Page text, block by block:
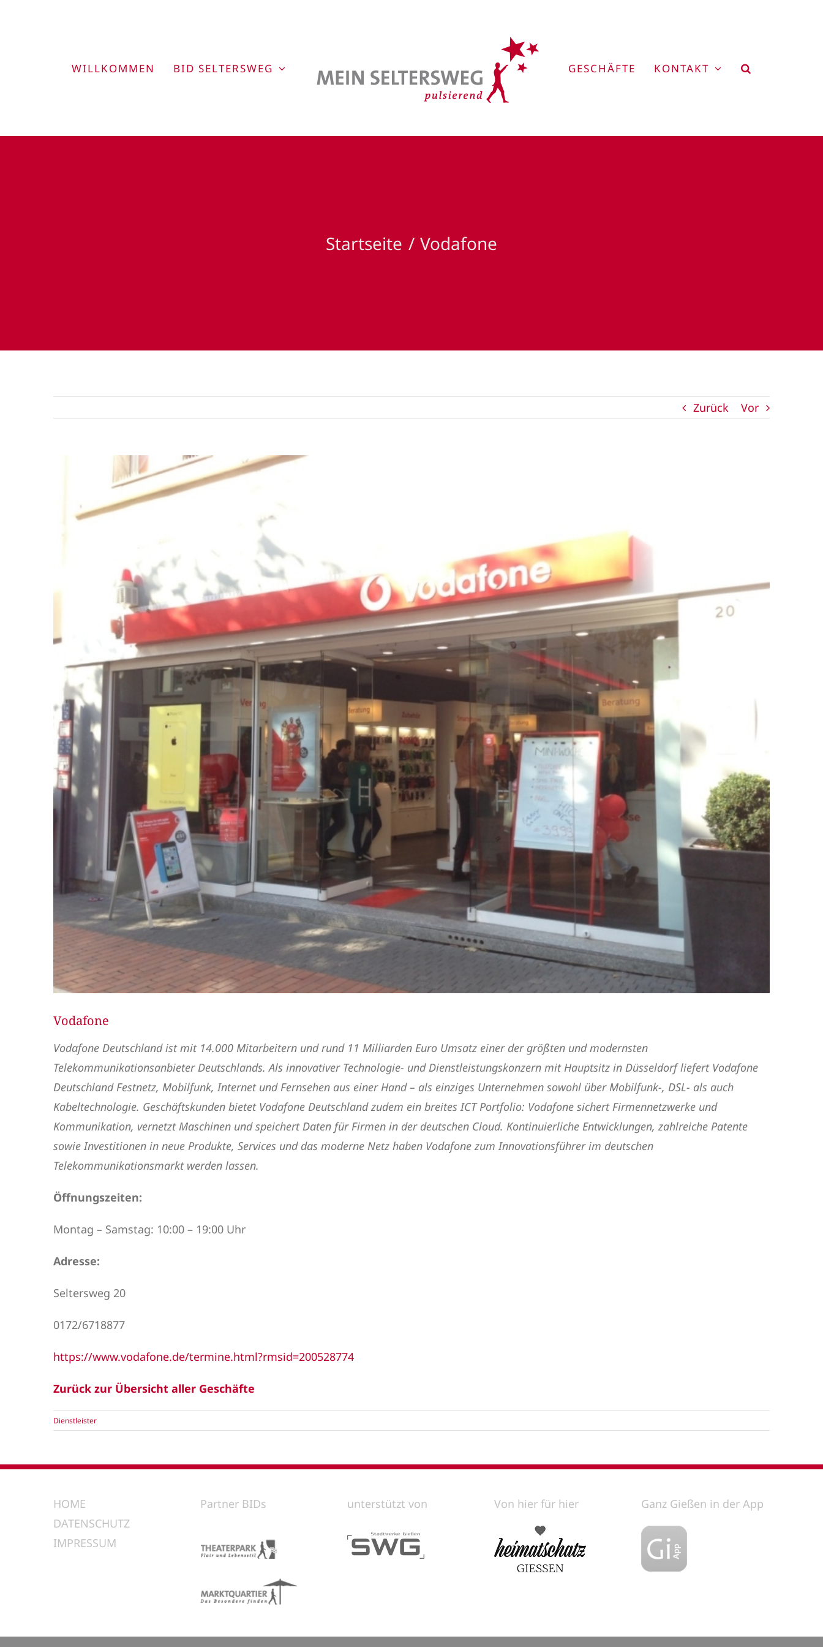
WILLKOMMEN BID SELTERSWEG GESCHÄFTE KONTAKT
Startseite Vodafone
Zurück Vor
Vodafone
Vodafone Deutschland ist mit 14.000 Mitarbeitern und rund 11 Milliarden Euro Umsatz einer der größten und modernsten
Telekommunikationsanbieter Deutschlands. Als innovativer Technologie- und Dienstleistungskonzern mit Hauptsitz in Düsseldorf liefert Vodafone
Deutschland Festnetz, Mobilfunk, Internet und Fernsehen aus einer Hand – als einziges Unternehmen sowohl über Mobilfunk-, DSL- als auch
Kabeltechnologie. Geschäftskunden bietet Vodafone Deutschland zudem ein breites ICT Portfolio: Vodafone sichert Firmennetzwerke und
Kommunikation, vernetzt Maschinen und speichert Daten für Firmen in der deutschen Cloud. Kontinuierliche Entwicklungen, zahlreiche Patente
sowie Investitionen in neue Produkte, Services und das moderne Netz haben Vodafone zum Innovationsführer im deutschen
Telekommunikationsmarkt werden lassen.
Öffnungszeiten:
Montag – Samstag: 10:00 – 19:00 Uhr
Adresse:
Seltersweg 20
0172/6718877
https://www.vodafone.de/termine.html?rmsid=200528774
Zurück zur Übersicht aller Geschäfte
Dienstleister
HOME
DATENSCHUTZ
IMPRESSUM
Partner BIDs unterstützt von Von hier für hier Ganz Gießen in der App